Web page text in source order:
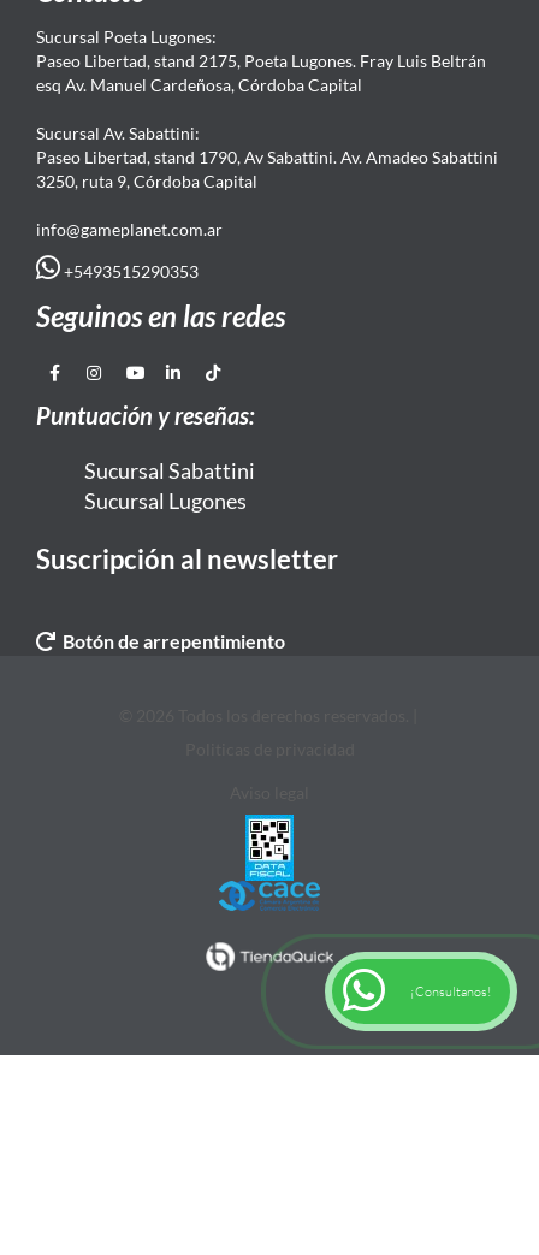
Sucursal Poeta Lugones:
Paseo Libertad, stand 2175, Poeta Lugones. Fray Luis Beltrán
esq Av. Manuel Cardeñosa, Córdoba Capital
Sucursal Av. Sabattini:
Paseo Libertad, stand 1790, Av Sabattini. Av. Amadeo Sabattini
3250, ruta 9, Córdoba Capital
info@gameplanet.com.ar
+5493515290353
Seguinos en las redes
Puntuación y reseñas:
Sucursal Sabattini
Sucursal Lugones
Suscripción al newsletter
Botón de arrepentimiento
¡Consultanos!